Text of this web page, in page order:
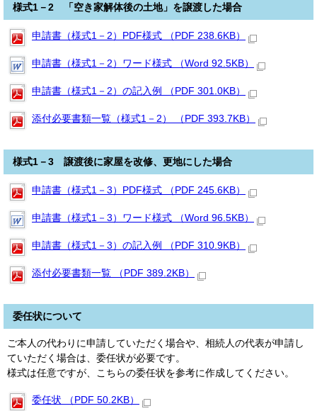
様式1－2 「空き家解体後の土地」を譲渡した場合
申請書（様式1－2）PDF様式 （PDF 238.6KB）
申請書（様式1－2）ワード様式 （Word 92.5KB）
申請書（様式1－2）の記入例 （PDF 301.0KB）
添付必要書類一覧（様式1－2） （PDF 393.7KB）
様式1－3 譲渡後に家屋を改修、更地にした場合
申請書（様式1－3）PDF様式 （PDF 245.6KB）
申請書（様式1－3）ワード様式 （Word 96.5KB）
申請書（様式1－3）の記入例 （PDF 310.9KB）
添付必要書類一覧 （PDF 389.2KB）
委任状について
ご本人の代わりに申請していただく場合や、相続人の代表が申請し
ていただく場合は、委任状が必要です。
様式は任意ですが、こちらの委任状を参考に作成してください。
委任状 （PDF 50.2KB）